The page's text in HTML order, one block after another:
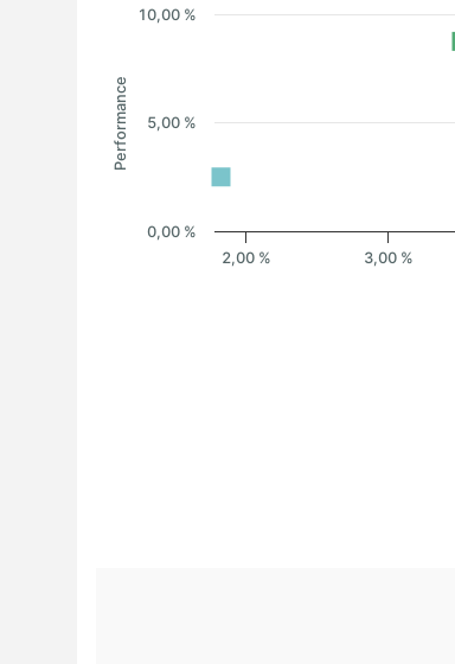
Performance
2,00 % 3,00 %
0,00 %
10,00 %
5,00 %